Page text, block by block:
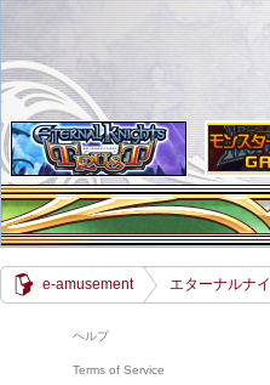
e-amusement エターナルナ
ヘルプ
Terms of Service